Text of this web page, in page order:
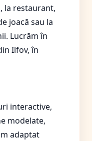
la restaurant,
joacă sau la
Lucrăm în
Ilfov, în
interactive,
modelate,
adaptat